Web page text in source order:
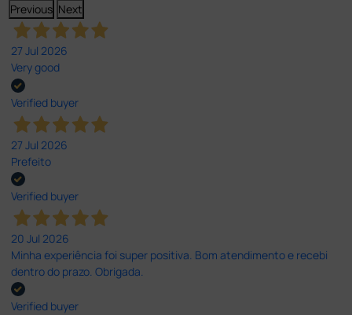
Previous Next
27 Jul 2026
Very good
Verified buyer
27 Jul 2026
Prefeito
Verified buyer
20 Jul 2026
Minha experiência foi super positiva. Bom atendimento e recebi
dentro do prazo. Obrigada.
Verified buyer